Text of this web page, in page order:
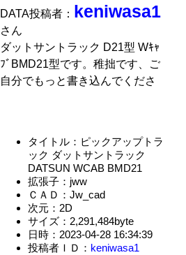
DATA投稿者： keniwasa1
さん
ダットサントラック D21型 Wｷｬ
ﾌﾞBMD21型です。稚拙です、ご
自分でもっと書き込んでくださ
タイトル：ピックアップトラ
ック ダットサントラック
DATSUN WCAB BMD21
拡張子：jww
ＣＡＤ：Jw_cad
次元：2D
サイズ：2,291,484byte
日時：2023-04-28 16:34:39
投稿者ＩＤ： keniwasa1